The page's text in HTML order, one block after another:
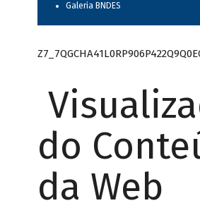
Galeria BNDES
do
da Web